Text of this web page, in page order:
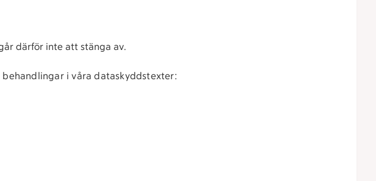
därför inte att stänga av.
i våra dataskyddstexter: